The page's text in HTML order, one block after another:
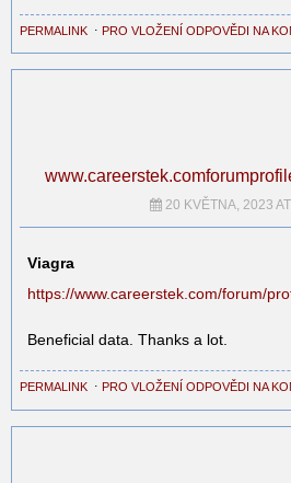
PERMALINK ⋅ PRO VLOŽENÍ ODPOVĚDI NA
20 KVĚTNA, 2023
Viagra
https://www.careerstek.com/forum/
Beneficial data. Thanks a lot.
PERMALINK ⋅ PRO VLOŽENÍ ODPOVĚDI NA